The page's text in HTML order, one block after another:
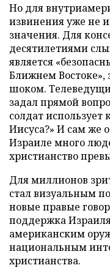
Но для
извинения уже не
значения. Для
десятилетиями
является
Ближнем Востоке»,
шоком.
задал прямой
солдат использует
Иисуса?» И сам же
Израиле много
христианство
Для миллионов
стал визуальным
новые правые
поддержка
американским
национальным
христианства.